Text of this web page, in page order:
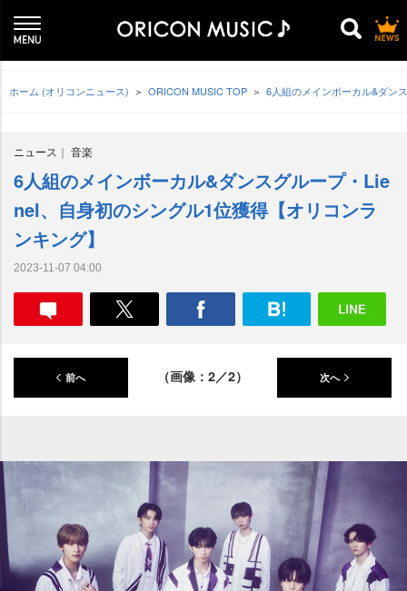
ホーム (オリコンニュース) ORICON MUSIC TOP 6人組のメインボーカル&ダン
ニュース 音楽
6人組のメインボーカル&ダンスグループ・Lie
nel、自身初のシングル1位獲得【オリコンラ
ンキング】
2023-11-07 04:00
前へ （画像：2／2） 次へ